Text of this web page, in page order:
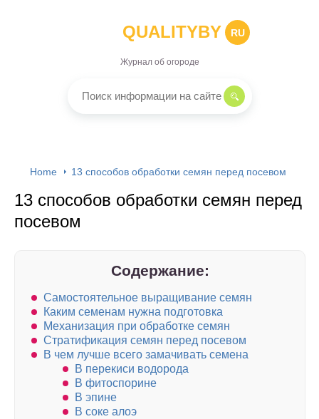
QUALITYBY RU
Журнал об огороде
Home 13 способов обработки семян перед посевом
13 способов обработки семян перед
посевом
Содержание:
Самостоятельное выращивание семян
Каким семенам нужна подготовка
Механизация при обработке семян
Стратификация семян перед посевом
В чем лучше всего замачивать семена
В перекиси водорода
В фитоспорине
В эпине
В соке алоэ